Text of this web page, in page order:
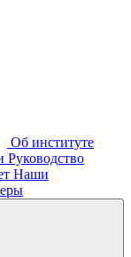
Об институте
Руководство
Наши